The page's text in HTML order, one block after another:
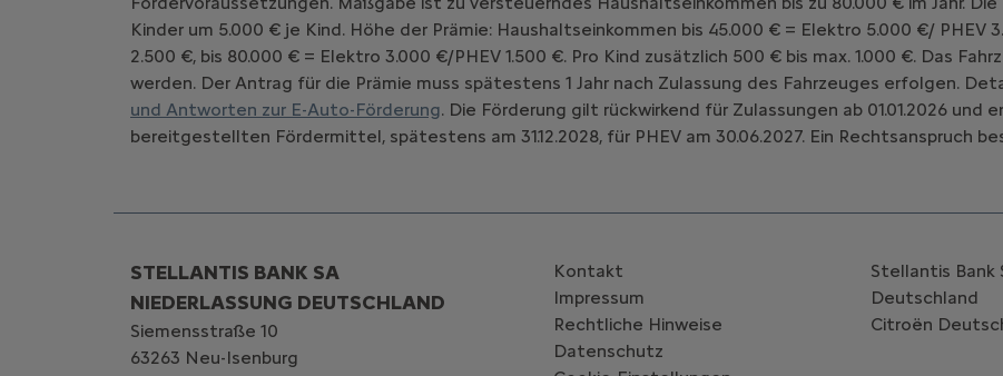
Kinder um 5.000 € je Kind. Höhe der Prämie: Haushaltseinkommen bis 45.000 € = Elektro 5.000 €/ PHEV
2.500 €, bis 80.000 € = Elektro 3.000 €/PHEV 1.500 €. Pro Kind zusätzlich 500 € bis max. 1.000 €. Das
werden. Der Antrag für die Prämie muss spätestens 1 Jahr nach Zulassung des Fahrzeuges erfolgen.
und Antworten zur E-Auto-Förderung. Die Förderung gilt rückwirkend für Zulassungen ab 01.01.2026
bereitgestellten Fördermittel, spätestens am 31.12.2028, für PHEV am 30.06.2027. Ein Rechtsanspruch
STELLANTIS BANK SA
NIEDERLASSUNG DEUTSCHLAND
Siemensstraße 10
63263 Neu-Isenburg
Kontakt
Impressum
Rechtliche Hinweise
Datenschutz
Stellantis Bank
Deutschland
Citroën‎